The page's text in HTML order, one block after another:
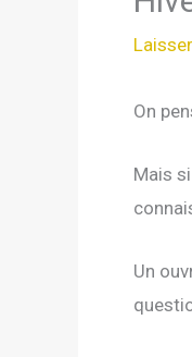
On
Mais
Un